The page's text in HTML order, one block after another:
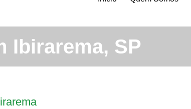
Ibirarema, SP